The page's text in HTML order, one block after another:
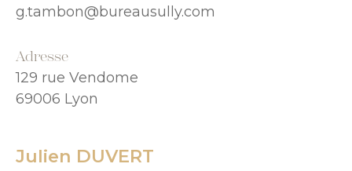
g.tambon@bureausully.com
Adresse
129 rue Vendome
69006 Lyon
Julien DUVERT